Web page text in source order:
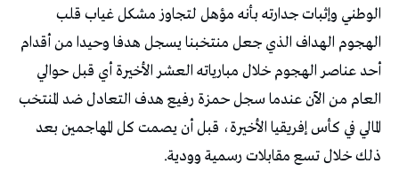
الوطني وإثبات جدارته بأنه مؤهل لتجاوز مشكل غياب قلب
الهجوم الهداف الذي جعل منتخبنا يسجل هدفا وحيدا من أقدام
أحد عناصر الهجوم خلال مبارياته العشر الأخيرة أي قبل حوالي
العام من الآن عندما سجل حمزة رفيع هدف التعادل ضد المنتخب
المالي في كأس إفريقيا الأخيرة، قبل أن يصمت كل المهاجمين بعد
ذلك خلال تسع مقابلات رسمية وودية.